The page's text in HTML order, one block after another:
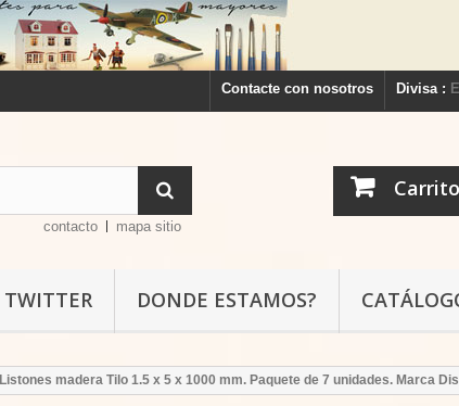
Divisa :
Contacte con nosotros
contacto mapa sitio
TWITTER DONDE ESTAMOS?
Listones madera Tilo 1.5 x 5 x 1000 mm. Paquete de 7 unidades. Marca